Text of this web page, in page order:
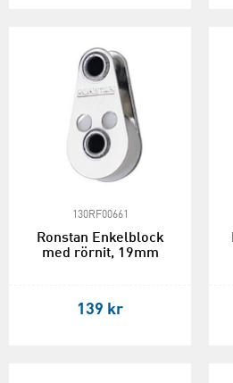
130RF00661
Ronstan Enkelblock
med rörnit, 19mm
139 kr